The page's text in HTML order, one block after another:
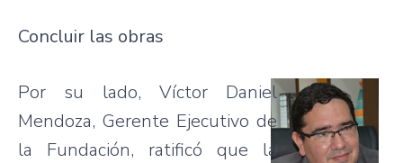
Concluir las obras
Por su lado, Víctor Daniel
Mendoza, Gerente Ejecutivo de
la Fundación, ratificó que la